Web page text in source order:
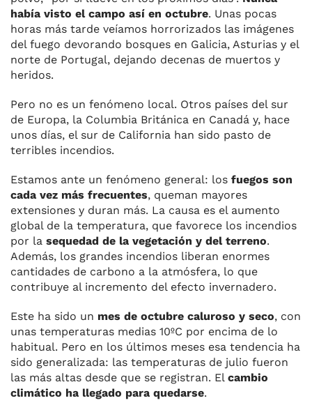
había visto el campo así en octubre. Unas pocas
horas más tarde veíamos horrorizados las imágenes
del fuego devorando bosques en Galicia, Asturias y el
norte de Portugal, dejando decenas de muertos y
heridos.
Pero no es un fenómeno local. Otros países del sur
de Europa, la Columbia Británica en Canadá y, hace
unos días, el sur de California han sido pasto de
terribles incendios.
Estamos ante un fenómeno general: los fuegos son
cada vez más frecuentes, queman mayores
extensiones y duran más. La causa es el aumento
global de la temperatura, que favorece los incendios
por la sequedad de la vegetación y del terreno.
Además, los grandes incendios liberan enormes
cantidades de carbono a la atmósfera, lo que
contribuye al incremento del efecto invernadero.
Este ha sido un mes de octubre caluroso y seco, con
unas temperaturas medias 10ºC por encima de lo
habitual. Pero en los últimos meses esa tendencia ha
sido generalizada: las temperaturas de julio fueron
las más altas desde que se registran. El cambio
climático ha llegado para quedarse.